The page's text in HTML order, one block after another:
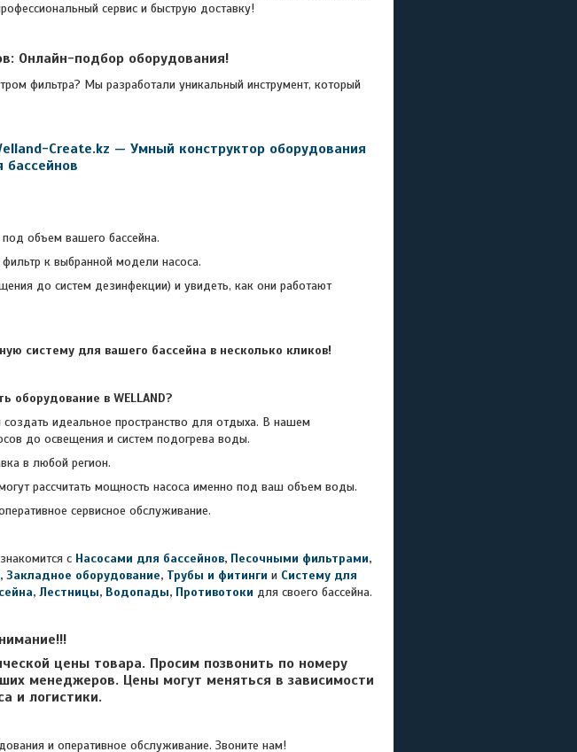
сервис и быструю доставку!
Онлайн-подбор оборудования!
фильтра? Мы разработали уникальный инструмент, который
Create.kz — Умный конструктор оборудования
бассейнов
объем вашего бассейна.
к выбранной модели насоса.
до систем дезинфекции) и увидеть, как они работают
систему для вашего бассейна в несколько кликов!
оборудование в WELLAND?
идеальное пространство для отдыха. В нашем
до освещения и систем подогрева воды.
в любой регион.
рассчитать мощность насоса именно под ваш объем воды.
сервисное обслуживание.
с Насосами для бассейнов, Песочными фильтрами,
, Закладное оборудование, Трубы и фитинги и Систему для
, Лестницы, Водопады, Противотоки для своего бассейна.
цены товара. Просим позвонить по номеру
менеджеров. Цены могут меняться в зависимости
и логистики.
и оперативное обслуживание. Звоните нам!